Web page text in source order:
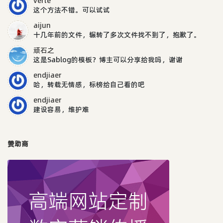
这个方法不错。可以试试
aijun
十几年前的文件，辗转了多次文件找不到了，抱歉了。
顽石之
这是Sablog的模板？博主可以分享给我吗，谢谢
endjiaer
哈，转载无情感，标榜给自己看的吧
endjiaer
建设容易，维护难
赞助商